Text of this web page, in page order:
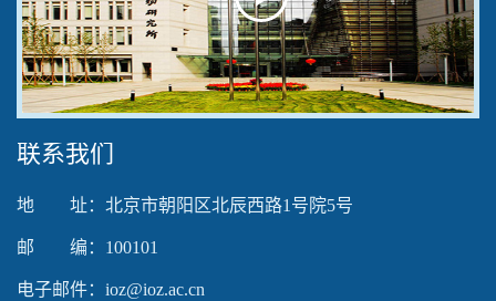
Play
Video
联系我们
地 址：北京市朝阳区北辰西路1号院5号
邮 编：100101
电子邮件：ioz@ioz.ac.cn